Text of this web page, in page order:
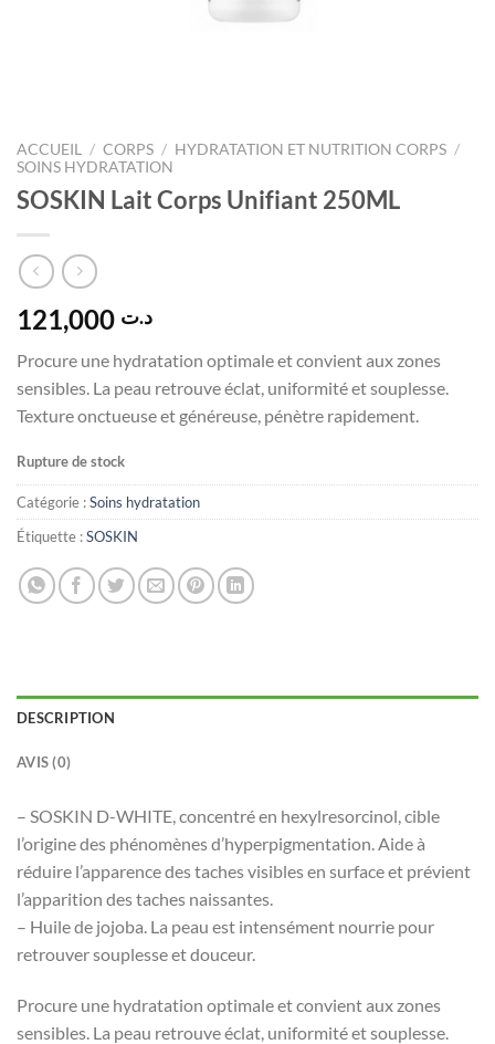
ACCUEIL / CORPS / HYDRATATION ET NUTRITION CORPS /
SOINS HYDRATATION
SOSKIN Lait Corps Unifiant 250ML
د.ت
Procure une hydratation optimale et convient aux zones
sensibles. La peau retrouve éclat, uniformité et souplesse.
Texture onctueuse et généreuse, pénètre rapidement.
Rupture de stock
Catégorie :Soins hydratation
Étiquette :SOSKIN
DESCRIPTION
AVIS (0)
– SOSKIN D-WHITE, concentré en hexylresorcinol, cible
l’origine des phénomènes d’hyperpigmentation. Aide à
réduire l’apparence des taches visibles en surface et prévient
l’apparition des taches naissantes.
– Huile de jojoba. La peau est intensément nourrie pour
retrouver souplesse et douceur.
Procure une hydratation optimale et convient aux zones
sensibles. La peau retrouve éclat, uniformité et souplesse.